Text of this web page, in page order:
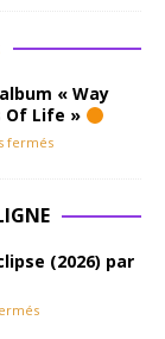
« Way
Of Life »
fermés
(2026) par